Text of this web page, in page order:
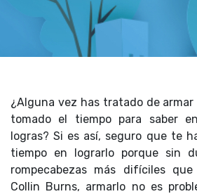
¿Alguna vez has tratado de armar
tomado el tiempo para saber
logras? Si es así, seguro que te
tiempo en lograrlo porque sin
rompecabezas más difíciles
Collin Burns, armarlo no es